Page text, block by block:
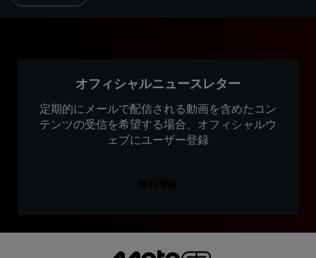
オフィシャルニュースレター
定期的にメールで配信される動画を含めたコン
テンツの受信を希望する場合、オフィシャルウ
ェブにユーザー登録